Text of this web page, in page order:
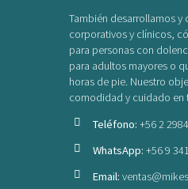
También desarrollamos
corporativos y clínicos,
para personas con
para adultos mayores o
horas de pie. Nuestro
comodidad y cuidado en
Teléfono: +56 2
WhatsApp: +56 9
Email: